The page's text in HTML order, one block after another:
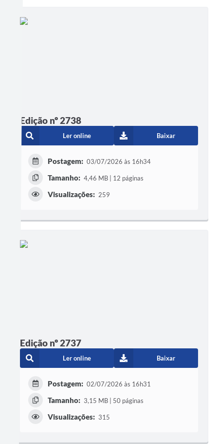
Edição nº 2738
Ler online Baixar
Postagem: 03/07/2026 às 16h34
Tamanho: 4,46 MB | 12 páginas
Visualizações: 259
Edição nº 2737
Ler online Baixar
Postagem: 02/07/2026 às 16h31
Tamanho: 3,15 MB | 50 páginas
Visualizações: 315